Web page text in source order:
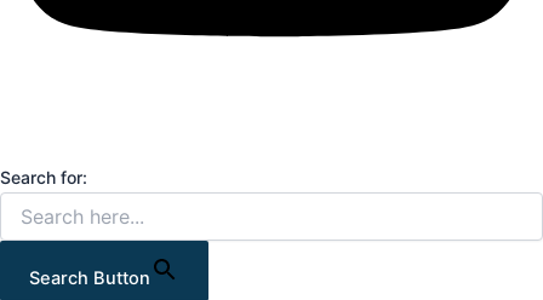
Search for:
Search Button